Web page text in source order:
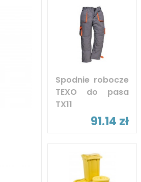
Spodnie robocze
TEXO do pasa
TX11
91.14 zł